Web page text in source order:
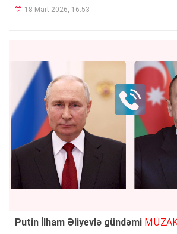
18 Mart 2026, 16:53
Putin İlham Əliyevlə gündəmi